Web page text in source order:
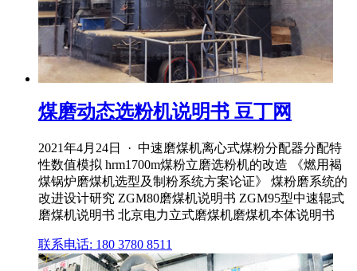
煤磨动态选粉机说明书 豆丁网
2021年4月24日 · 中速磨煤机离心式煤粉分配器分配特
性数值模拟 hrm1700m煤粉立磨选粉机的改造 《燃用褐
煤锅炉磨煤机选型及制粉系统方案论证》 煤粉磨系统的
改进设计研究 ZGM80磨煤机说明书 ZGM95型中速辊式
磨煤机说明书 北京电力立式磨煤机磨煤机本体说明书
联系电话: 180 3780 8511